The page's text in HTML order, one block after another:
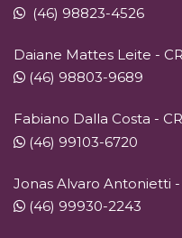
(46) 98823-4526
Daiane Mattes Leite -
(46) 98803-9689
Fabiano Dalla Costa -
(46) 99103-6720
Jonas Alvaro Antonietti -
(46) 99930-2243